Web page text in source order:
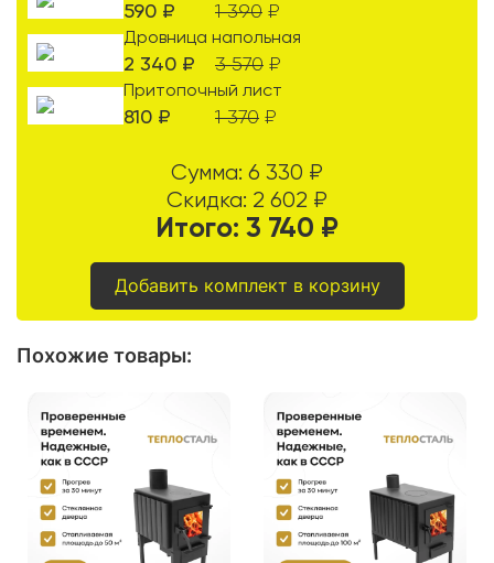
590 ₽ 1 390 ₽
Дровница напольная
2 340 ₽ 3 570 ₽
Притопочный лист
810 ₽ 1 370 ₽
Сумма: 6 330 ₽
Скидка: 2 602 ₽
Итого: 3 740 ₽
Добавить комплект в корзину
Похожие товары: